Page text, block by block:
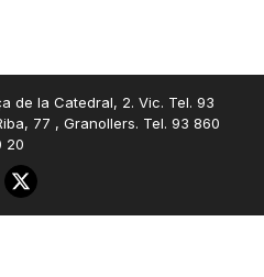
de la Catedral, 2. Vic. Tel. 93
77 , Granollers. Tel. 93 860
20